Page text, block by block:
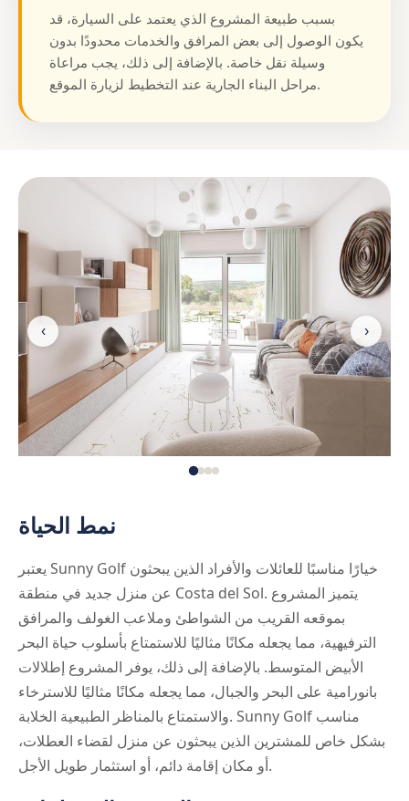
بسبب طبيعة المشروع الذي يعتمد على السيارة، قد
يكون الوصول إلى بعض المرافق والخدمات محدودًا بدون
وسيلة نقل خاصة. بالإضافة إلى ذلك، يجب مراعاة
مراحل البناء الجارية عند التخطيط لزيارة الموقع.
نمط الحياة
يعتبر Sunny Golf خيارًا مناسبًا للعائلات والأفراد الذين يبحثون
عن منزل جديد في منطقة Costa del Sol. يتميز المشروع
بموقعه القريب من الشواطئ وملاعب الغولف والمرافق
الترفيهية، مما يجعله مكانًا مثاليًا للاستمتاع بأسلوب حياة البحر
الأبيض المتوسط. بالإضافة إلى ذلك، يوفر المشروع إطلالات
بانورامية على البحر والجبال، مما يجعله مكانًا مثاليًا للاسترخاء
والاستمتاع بالمناظر الطبيعية الخلابة. Sunny Golf مناسب
بشكل خاص للمشترين الذين يبحثون عن منزل لقضاء العطلات،
أو مكان إقامة دائم، أو استثمار طويل الأجل.
‹ ›